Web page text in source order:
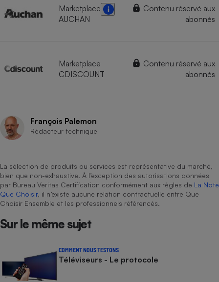
Marketplace
AUCHAN
Contenu réservé aux
abonnés
Marketplace
CDISCOUNT
Contenu réservé aux
abonnés
François Palemon
Rédacteur technique
La sélection de produits ou services est représentative du marché,
bien que non-exhaustive. À l’exception des autorisations données
par Bureau Veritas Certification conformément aux règles de La Note
Que Choisir, il n’existe aucune relation contractuelle entre Que
Choisir Ensemble et les professionnels référencés.
Sur le même sujet
COMMENT NOUS TESTONS
Téléviseurs - Le protocole